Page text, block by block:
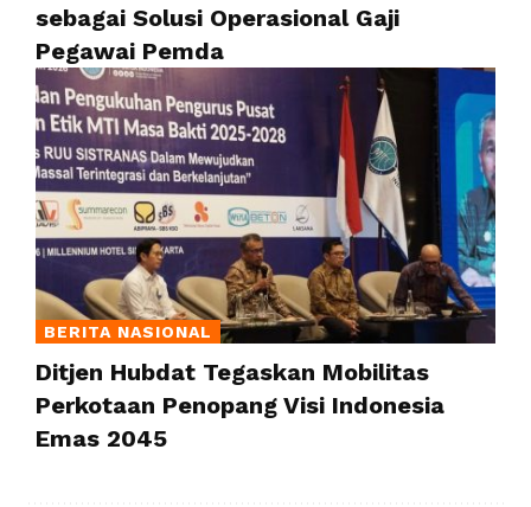
sebagai Solusi Operasional Gaji
Pegawai Pemda
BERITA NASIONAL
Ditjen Hubdat Tegaskan Mobilitas
Perkotaan Penopang Visi Indonesia
Emas 2045